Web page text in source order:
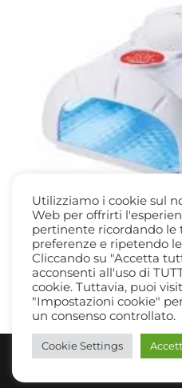
MUSTER VERY BEAUTY
UV 36w
59,00€Il
prezzo
originale
era:
59,00 €.
12,50 €Il
prezzo
attuale
è:
12,50 €.
Beauty Gallery Parfum
Utilizziamo i cookie sul
Web per offrirti
pertinente ricordando le
preferenze e ripetendo
Cliccando su "Accetta
acconsenti all'uso di
cookie. Tuttavia, puoi
"Impostazioni cookie"
un consenso controllato.
Cookie Settings